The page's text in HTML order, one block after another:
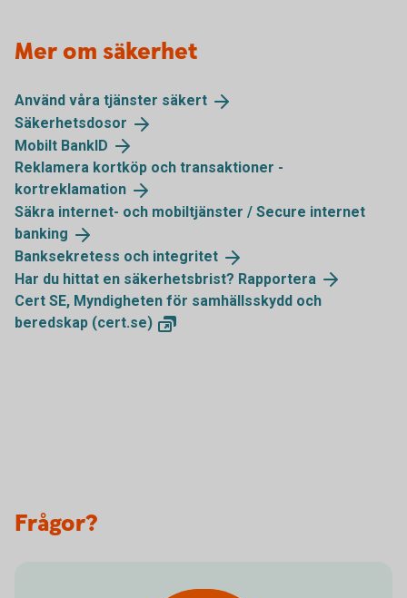
Mer om säkerhet
Använd våra tjänster säkert
Säkerhetsdosor
Mobilt BankID
Reklamera kortköp och transaktioner -
kortreklamation
Säkra internet- och mobiltjänster / Secure internet
banking
Banksekretess och integritet
Har du hittat en säkerhetsbrist? Rapportera
Cert SE, Myndigheten för samhällsskydd och
beredskap (cert.se)
Frågor?